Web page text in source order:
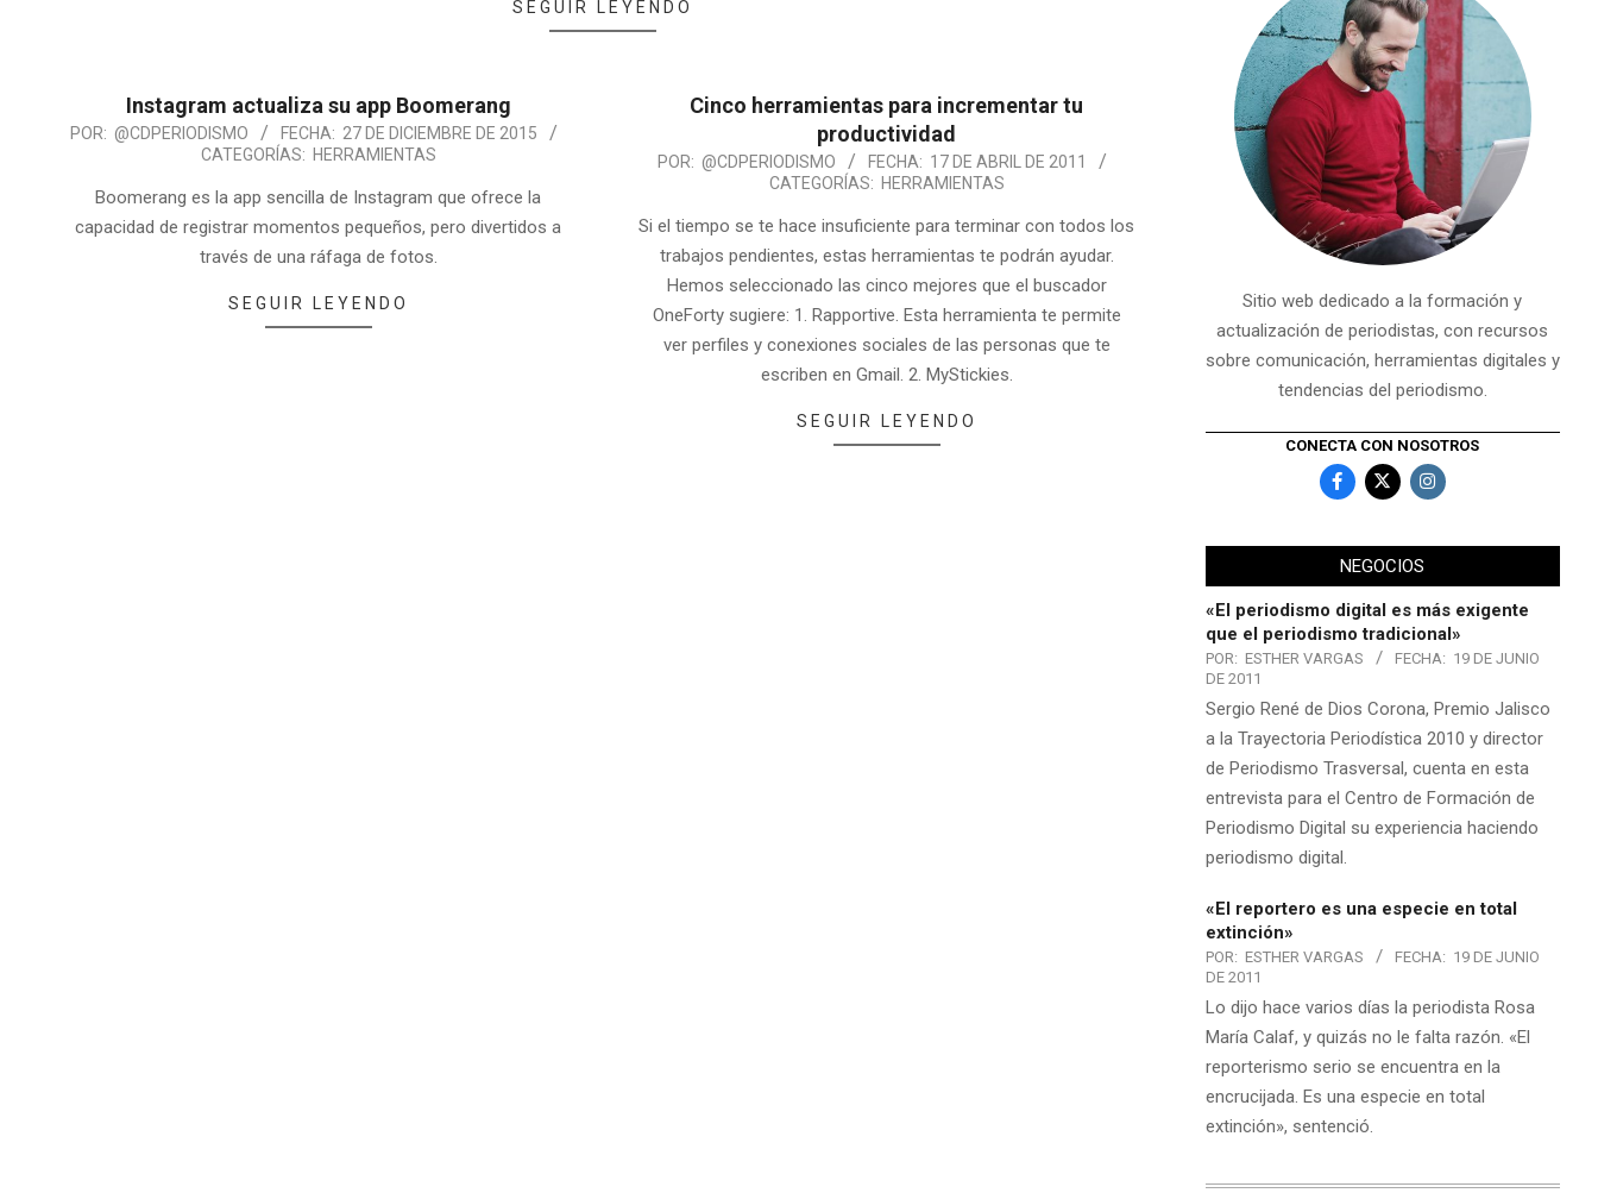
SEGUIR LEYENDO
Instagram actualiza su app Boomerang
POR: @CDPERIODISMO FECHA: 27 DE DICIEMBRE DE 2015
CATEGORÍAS: HERRAMIENTAS
Boomerang es la app sencilla de Instagram que ofrece la
capacidad de registrar momentos pequeños, pero divertidos a
través de una ráfaga de fotos.
SEGUIR LEYENDO
Cinco herramientas para incrementar tu
productividad
POR: @CDPERIODISMO FECHA: 17 DE ABRIL DE 2011
CATEGORÍAS: HERRAMIENTAS
Si el tiempo se te hace insuficiente para terminar con todos los
trabajos pendientes, estas herramientas te podrán ayudar.
Hemos seleccionado las cinco mejores que el buscador
OneForty sugiere: 1. Rapportive. Esta herramienta te permite
ver perfiles y conexiones sociales de las personas que te
escriben en Gmail. 2. MyStickies.
SEGUIR LEYENDO
Sitio web dedicado a la formación y
actualización de periodistas, con recursos
sobre comunicación, herramientas digitales y
tendencias del periodismo.
CONECTA CON NOSOTROS
NEGOCIOS
«El periodismo digital es más exigente
que el periodismo tradicional»
POR: ESTHER VARGAS FECHA: 19 DE JUNIO
DE 2011
Sergio René de Dios Corona, Premio Jalisco
a la Trayectoria Periodística 2010 y director
de Periodismo Trasversal, cuenta en esta
entrevista para el Centro de Formación de
Periodismo Digital su experiencia haciendo
periodismo digital.
«El reportero es una especie en total
extinción»
POR: ESTHER VARGAS FECHA: 19 DE JUNIO
DE 2011
Lo dijo hace varios días la periodista Rosa
María Calaf, y quizás no le falta razón. «El
reporterismo serio se encuentra en la
encrucijada. Es una especie en total
extinción», sentenció.